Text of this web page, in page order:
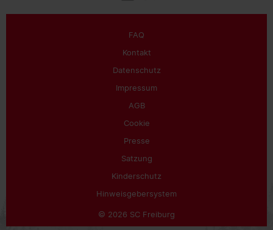
FAQ
Kontakt
Datenschutz
Impressum
AGB
Cookie
Presse
Satzung
Kinderschutz
Hinweisgebersystem
© 2026 SC Freiburg